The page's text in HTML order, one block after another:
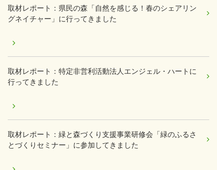
取材レポート：県民の森「自然を感じる！春のシェアリン
グネイチャー」に行ってきました
取材レポート：特定非営利活動法人エンジェル・ハートに
行ってきました
取材レポート：緑と森づくり支援事業研修会「緑のふるさ
とづくりセミナー」に参加してきました